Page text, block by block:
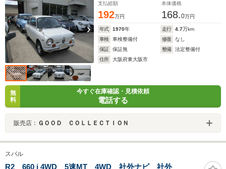
支払総額
192万円
本体価格
168.0万円
年式 1970年 走行 4.7万km
車検
車検整備付 修復
なし
保証
保証無 整備
法定整備付
住所
大阪府東大阪市
無
料
今すぐ在庫確認・見積依頼
電話する
販売店： ＧＯＯＤ ＣＯＬＬＥＣＴＩＯＮ
スバル
R2 660 i 4WD 5速MT 4WD 社外ナビ 社外